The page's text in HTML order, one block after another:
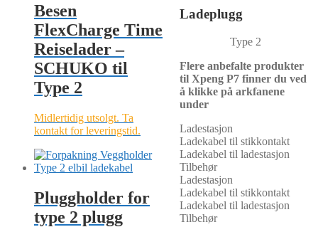
Besen
FlexCharge Time
Reiselader –
SCHUKO til
Type 2
Midlertidig utsolgt. Ta
kontakt for leveringstid.
Pluggholder for
type 2 plugg
Ladeplugg
Type 2
Flere anbefalte produkter
til Xpeng P7 finner du ved
å klikke på arkfanene
under
Ladestasjon
Ladekabel til stikkontakt
Ladekabel til ladestasjon
Tilbehør
Ladestasjon
Ladekabel til stikkontakt
Ladekabel til ladestasjon
Tilbehør